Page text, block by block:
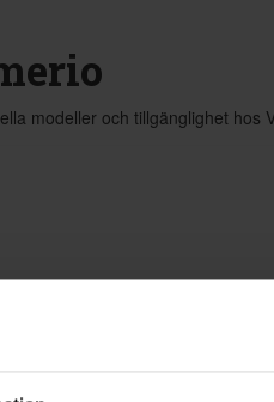
modeller och tillgänglighet hos